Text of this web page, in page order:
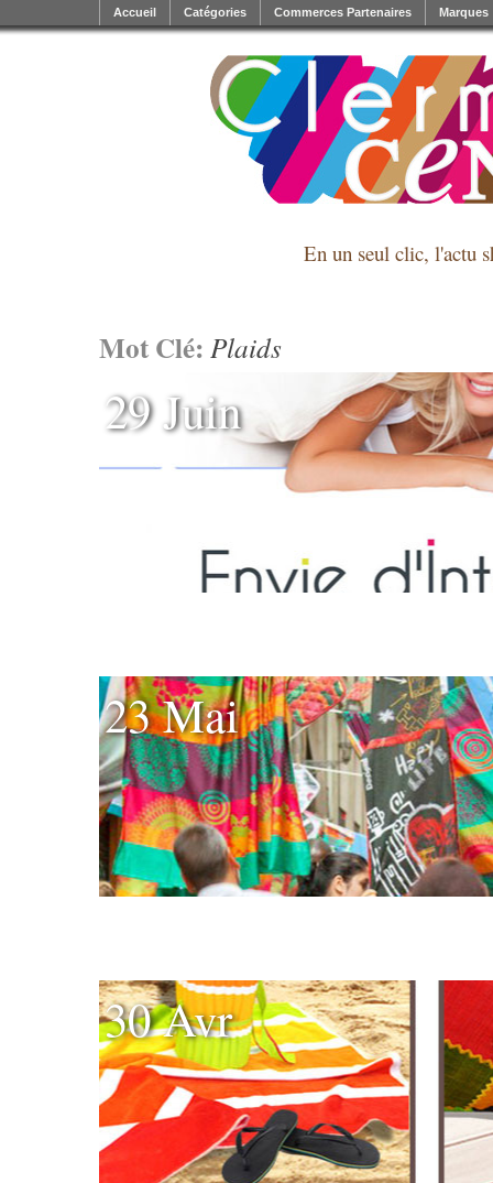
En un seul clic, l'actu
Accueil Catégories Commerces Partenaires Marques
Mot Clé: Plaids
29 Juin
23 Mai
30 Avr